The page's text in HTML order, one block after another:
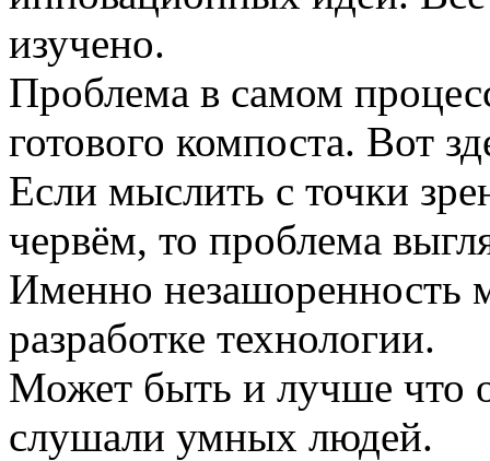
изучено.
Проблема в самом
готового компоста. Вот
Если мыслить с точки
червём, то проблема
Именно незашоренность
разработке технологии.
Может быть и лучше что
слушали умных людей.